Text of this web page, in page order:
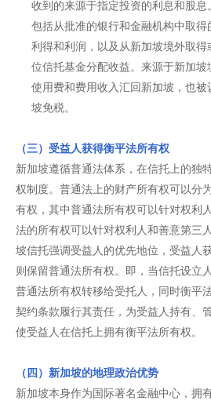
收到的来源于指定投资的利息和股
包括从批准的银行和金融机构中取
利得和利润，以及从新加坡境外取
位信托基金分配收益。来源于新加
使用费和费用收入汇回新加坡，也
坡免税。
（三）受益人获得衡平法所有权
新加坡遵循普通法体系，在信托上的独
权制度。普通法上的财产所有权可以分
有权，其中普通法所有权可以针对权利
法的所有权可以针对权利人和善意第三
坡信托强调受益人的优先地位，受益人
则保留普通法所有权。即，当信托设立
普通法所有权转移给受托人，同时衡平
契约条款履行其责任，为受益人持有、
使受益人在信托上拥有衡平法所有权。
（四）新加坡的地理政治优势
新加坡本身作为国际著名金融中心，拥